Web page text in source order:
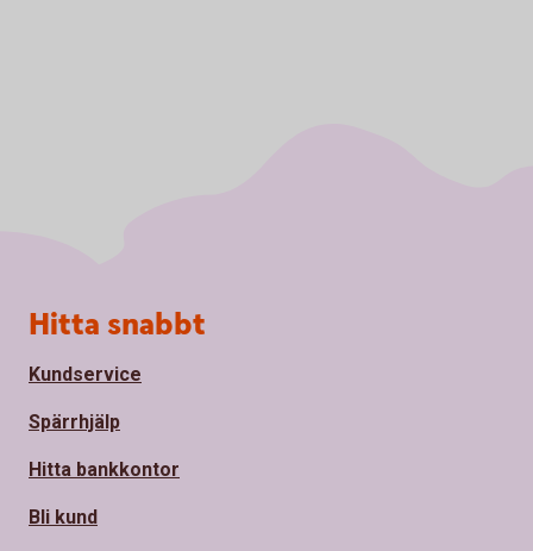
Sidfot
Hitta snabbt
Kundservice
Spärrhjälp
Hitta bankkontor
Bli kund